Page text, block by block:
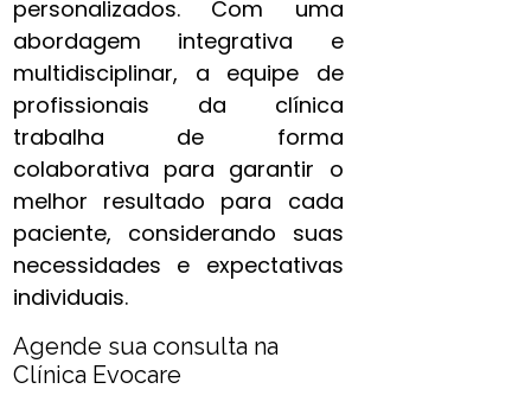
personalizados. Com uma
abordagem integrativa e
multidisciplinar, a equipe de
profissionais da clínica
trabalha de forma
colaborativa para garantir o
melhor resultado para cada
paciente, considerando suas
necessidades e expectativas
individuais.
Agende sua consulta na
Clínica Evocare